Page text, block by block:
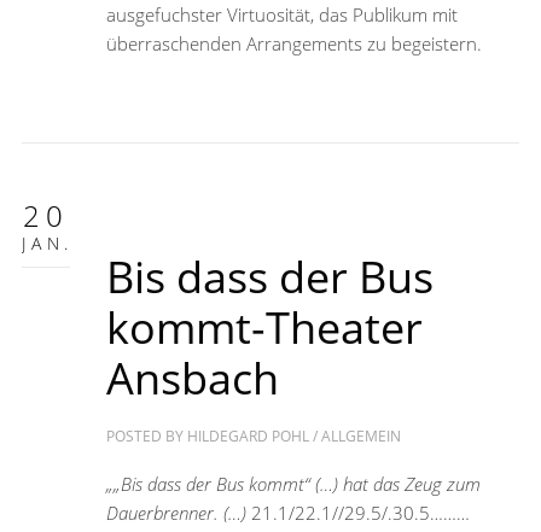
ausgefuchster Virtuosität, das Publikum mit
überraschenden Arrangements zu begeistern.
20
JAN.
Bis dass der Bus
kommt-Theater
Ansbach
POSTED BY HILDEGARD POHL/ALLGEMEIN
„„Bis dass der Bus kommt“ (…) hat das Zeug zum
Dauerbrenner. (…) 21.1/22.1//29.5/.30.5………